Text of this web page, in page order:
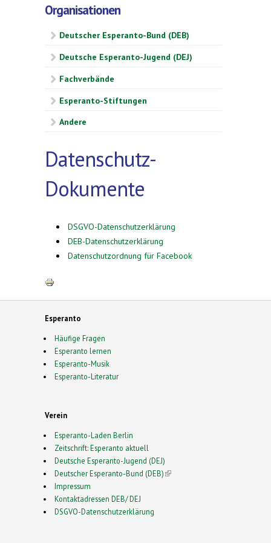
Organisationen
Deutscher Esperanto-Bund (DEB)
Deutsche Esperanto-Jugend (DEJ)
Fachverbände
Esperanto-Stiftungen
Andere
Datenschutz-
Dokumente
DSGVO-Datenschutzerklärung
DEB-Datenschutzerklärung
Datenschutzordnung für Facebook
Esperanto
Häufige Fragen
Esperanto lernen
Esperanto-Musik
Esperanto-Literatur
Verein
Esperanto-Laden Berlin
Zeitschrift: Esperanto aktuell
Deutsche Esperanto-Jugend (DEJ)
Deutscher Esperanto-Bund (DEB)(link is external)
Impressum
Kontaktadressen DEB/ DEJ
DSGVO-Datenschutzerklärung